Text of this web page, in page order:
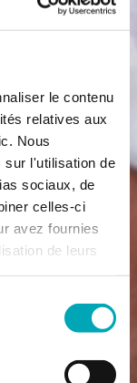
le contenu
relatives aux
Nous
sur l'utilisation de
sociaux, de
celles-ci
avez fournies
de leurs